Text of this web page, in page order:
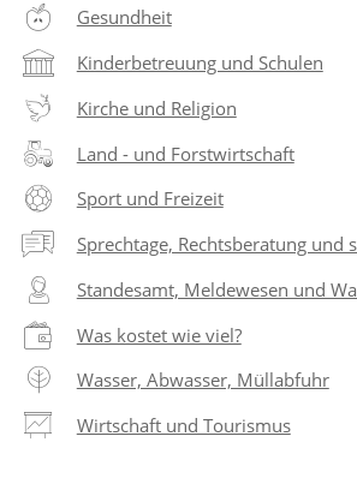
Gesundheit
Kinderbetreuung und Schulen
Kirche und Religion
Land - und Forstwirtschaft
Sport und Freizeit
Sprechtage, Rechtsberatung und
Standesamt, Meldewesen und
Was kostet wie viel?
Wasser, Abwasser, Müllabfuhr
Wirtschaft und Tourismus